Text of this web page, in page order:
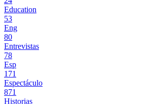
Education
53
Eng
80
Entrevistas
78
Esp
171
Espectáculo
871
Historias